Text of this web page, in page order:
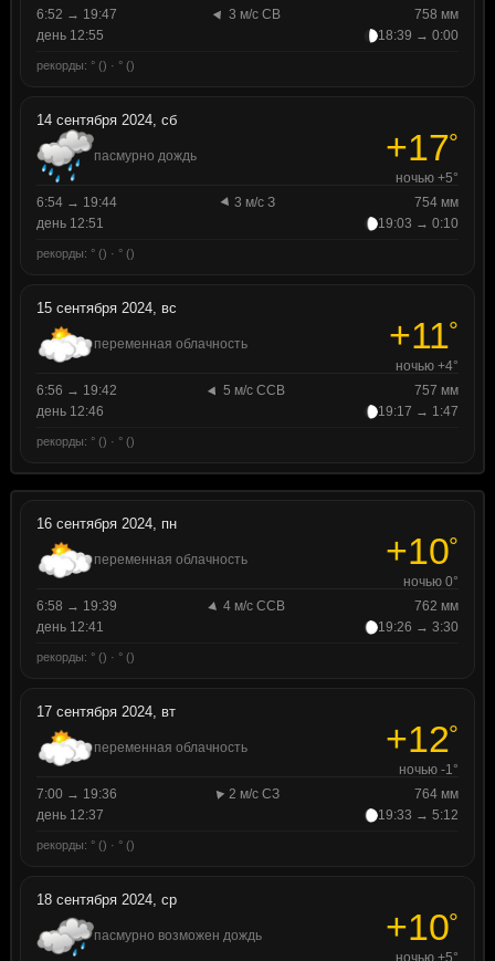
6:52 → 19:47
3 м/с СВ
758 мм
день 12:55
18:39 → 0:00
рекорды: ° () · ° ()
14 сентября 2024, сб
пасмурно дождь +17°
ночью +5°
6:54 → 19:44
3 м/с З
754 мм
день 12:51
19:03 → 0:10
рекорды: ° () · ° ()
15 сентября 2024, вс
переменная облачность +11°
ночью +4°
6:56 → 19:42
5 м/с ССВ
757 мм
день 12:46
19:17 → 1:47
рекорды: ° () · ° ()
16 сентября 2024, пн
переменная облачность +10°
ночью 0°
6:58 → 19:39
4 м/с ССВ
762 мм
день 12:41
19:26 → 3:30
рекорды: ° () · ° ()
17 сентября 2024, вт
переменная облачность +12°
ночью -1°
7:00 → 19:36
2 м/с СЗ
764 мм
день 12:37
19:33 → 5:12
рекорды: ° () · ° ()
18 сентября 2024, ср
пасмурно возможен дождь +10°